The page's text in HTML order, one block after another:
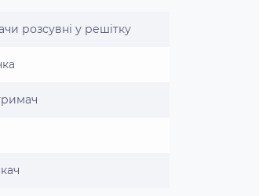
розсувні у решітку